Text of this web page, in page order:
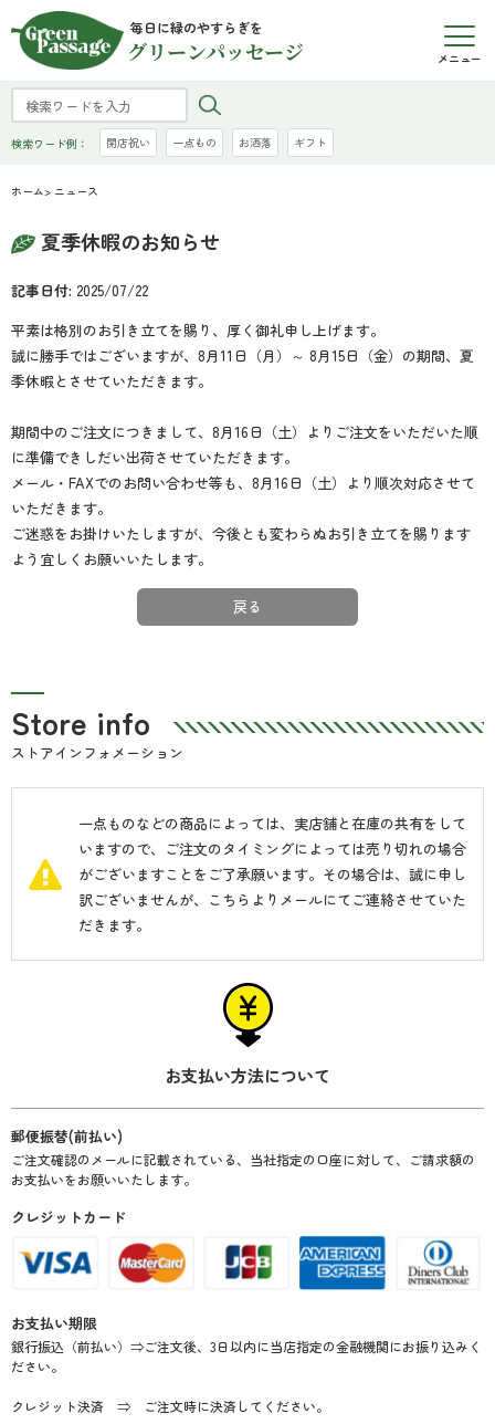
毎日に緑のやすらぎを
グリーンパッセージ メニュー
検索ワード例： 開店祝い 一点もの お洒落 ギフト
ホーム> ニュース
夏季休暇のお知らせ
記事日付: 2025/07/22
平素は格別のお引き立てを賜り、厚く御礼申し上げます。
誠に勝手ではございますが、8月11日（月）～ 8月15日（金）の期間、夏
季休暇とさせていただきます。
期間中のご注文につきまして、8月16日（土）よりご注文をいただいた順
に準備できしだい出荷させていただきます。
メール・FAXでのお問い合わせ等も、8月16日（土）より順次対応させて
いただきます。
ご迷惑をお掛けいたしますが、今後とも変わらぬお引き立てを賜ります
よう宜しくお願いいたします。
戻る
Store info
ストアインフォメーション
一点ものなどの商品によっては、実店舗と在庫の共有をして
いますので、ご注文のタイミングによっては売り切れの場合
がございますことをご了承願います。その場合は、誠に申し
訳ございませんが、こちらよりメールにてご連絡させていた
だきます。
お支払い方法について
郵便振替(前払い)
ご注文確認のメールに記載されている、当社指定の口座に対して、ご請求額の
お支払いをお願いいたします。
クレジットカード
お支払い期限
銀行振込（前払い）⇒ご注文後、3日以内に当店指定の金融機関にお振り込みく
ださい。
クレジット決済 ⇒ ご注文時に決済してください。